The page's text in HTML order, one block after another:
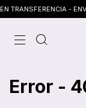
TRANSFERENCIA -
Error -